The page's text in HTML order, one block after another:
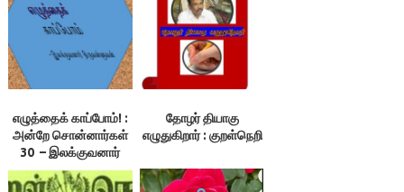
கூறப்படுகிறதே!-
இலக்குவனார்
திருவள்ளுவன்
எழுத்தைக் காப்போம்! :
அன்றே சொன்னார்கள்
30 – இலக்குவனார்
திருவள்ளுவன்
தோழர் தியாகு
எழுதுகிறார் : குறள்நெறி